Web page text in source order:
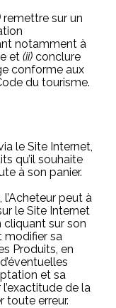
remettre sur un
notamment à
et (ii) conclure
conforme aux
du tourisme.
le Site Internet,
qu’il souhaite
à son panier.
peut à
le Site Internet
sur son
modifier sa
Produits, en
et sa
de la
toute erreur.